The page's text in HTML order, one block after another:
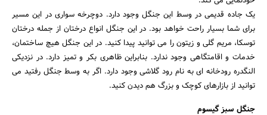
یک جاده قدیمی در وسط این جنگل وجود دارد. دوچرخه سواری در این مسیر
برای شما بسیار راحت خواهد بود. در این جنگل انواع درختان از جمله درختان
توسکا، مریم گلی و زیتون را می توانید پیدا کنید. در این جنگل هیچ ساختمان،
خدمات و اقامتگاهی وجود ندارد. بنابراین ظاهری بکر و تمیز دارد. در نزدیکی
النگدره رودخانه ای به نام رود گلاشی وجود دارد. اگر به وسط جنگل رفتید می
توانید از بازارهای کوچک و بزرگ هم دیدن کنید.
جنگل سبز گیسوم